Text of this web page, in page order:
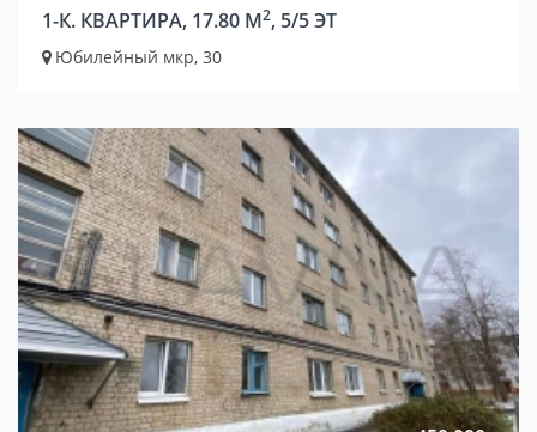
1-К. КВАРТИРА, 17.80 М2, 5/5 ЭТ
Юбилейный мкр, 30